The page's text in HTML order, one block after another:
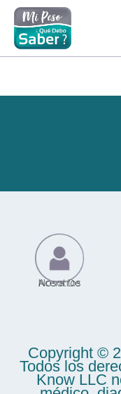
Copyright ©
Todos los
Know LLC